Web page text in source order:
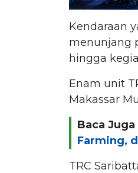
Kendaraan
menunjang
hingga
Enam unit
Makassar
Baca Juga
Farming,
TRC